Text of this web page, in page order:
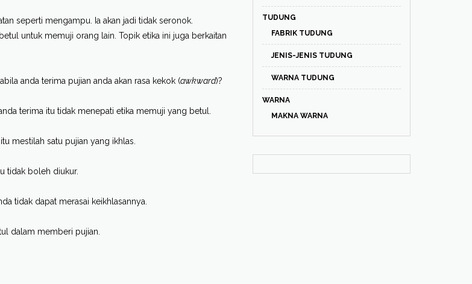
seperti mengampu. Ia akan jadi tidak seronok.
untuk memuji orang lain. Topik etika ini juga berkaitan
anda terima pujian anda akan rasa kekok (awkward)?
terima itu tidak menepati etika memuji yang betul.
mestilah satu pujian yang ikhlas.
tidak boleh diukur.
tidak dapat merasai keikhlasannya.
dalam memberi pujian.
TUDUNG
FABRIK TUDUNG
JENIS-JENIS TUDUNG
WARNA TUDUNG
WARNA
MAKNA WARNA